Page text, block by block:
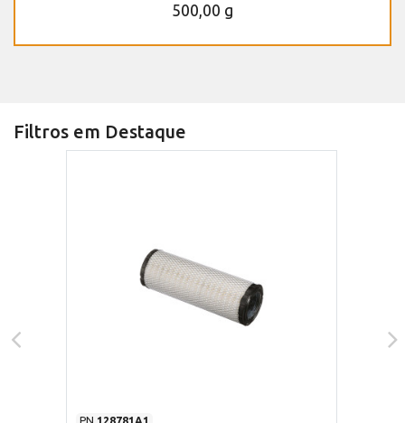
500,00 g
Filtros em Destaque